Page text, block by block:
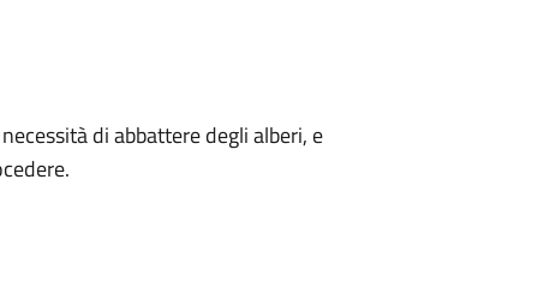
di abbattere degli alberi, e